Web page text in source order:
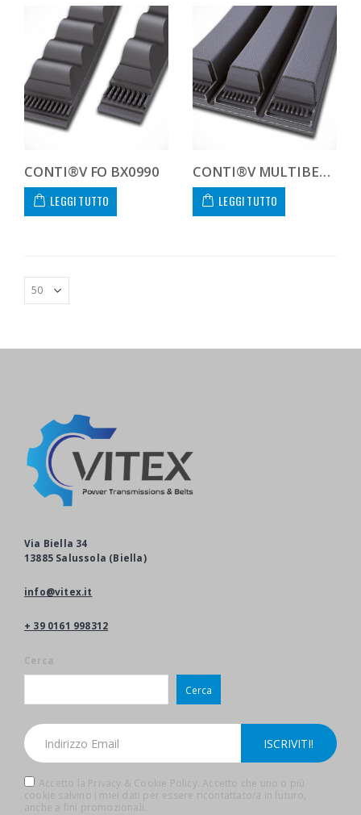
CONTI®V FO BX0990
LEGGI TUTTO
CONTI®V MULTIBELT 26B2577
LEGGI TUTTO
Via Biella 34
13885 Salussola (Biella)
info@vitex.it
+ 39 0161 998312
Cerca
Cerca
Accetto la Privacy & Cookie Policy. Accetto che uno o più
cookie salvino i miei dati per essere ricontattato/a in futuro,
anche a fini promozionali.